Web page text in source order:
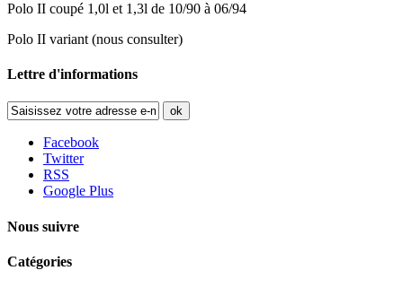
Polo II coupé 1,0l et 1,3l de 10/90 à 06/94
Polo II variant (nous consulter)
Lettre d'informations
ok
Facebook
Twitter
RSS
Google Plus
Nous suivre
Catégories